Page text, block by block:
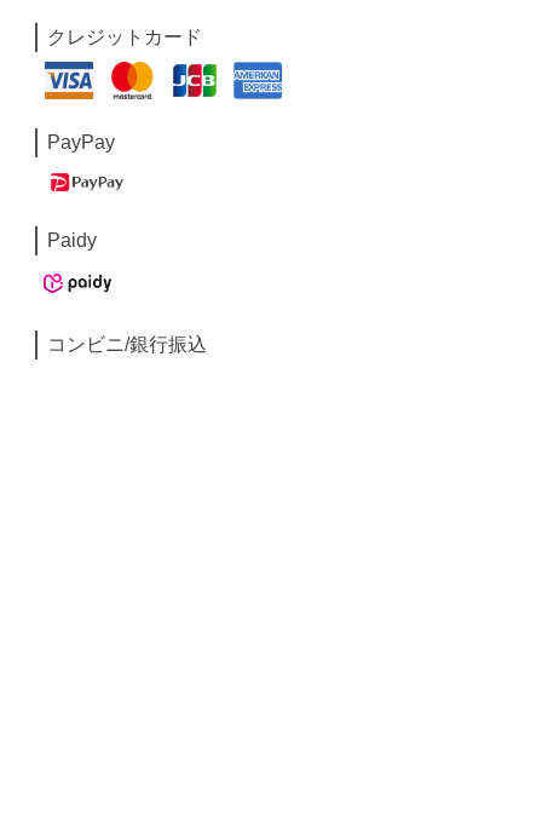
クレジットカード
PayPay
Paidy
コンビニ/銀行振込